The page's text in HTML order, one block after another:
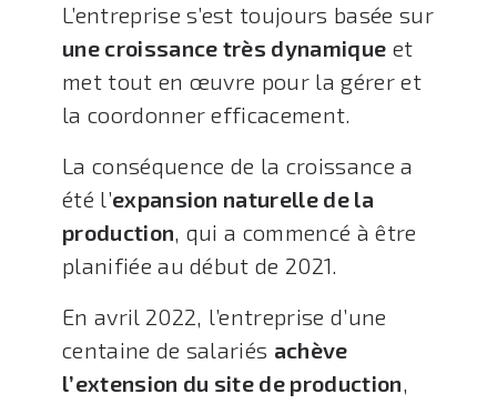
L’entreprise s’est toujours basée sur
une croissance très dynamique et
met tout en œuvre pour la gérer et
la coordonner efficacement.
La conséquence de la croissance a
été l’expansion naturelle de la
production, qui a commencé à être
planifiée au début de 2021.
En avril 2022, l’entreprise d’une
centaine de salariés achève
l’extension du site de production,